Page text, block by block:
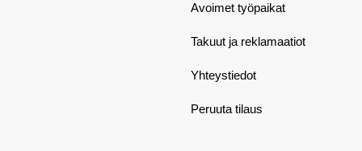
Avoimet työpaikat
Takuut ja reklamaatiot
Yhteystiedot
Peruuta tilaus